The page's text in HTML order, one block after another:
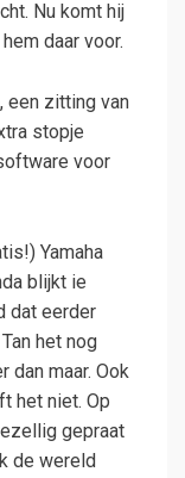
Nu komt hij
daar voor.
een zitting van
stopje
voor
Yamaha
blijkt ie
dat eerder
het nog
dan maar. Ook
het niet. Op
gepraat
de wereld